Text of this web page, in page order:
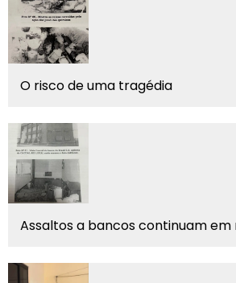
O risco de uma tragédia
Assaltos a bancos continuam em